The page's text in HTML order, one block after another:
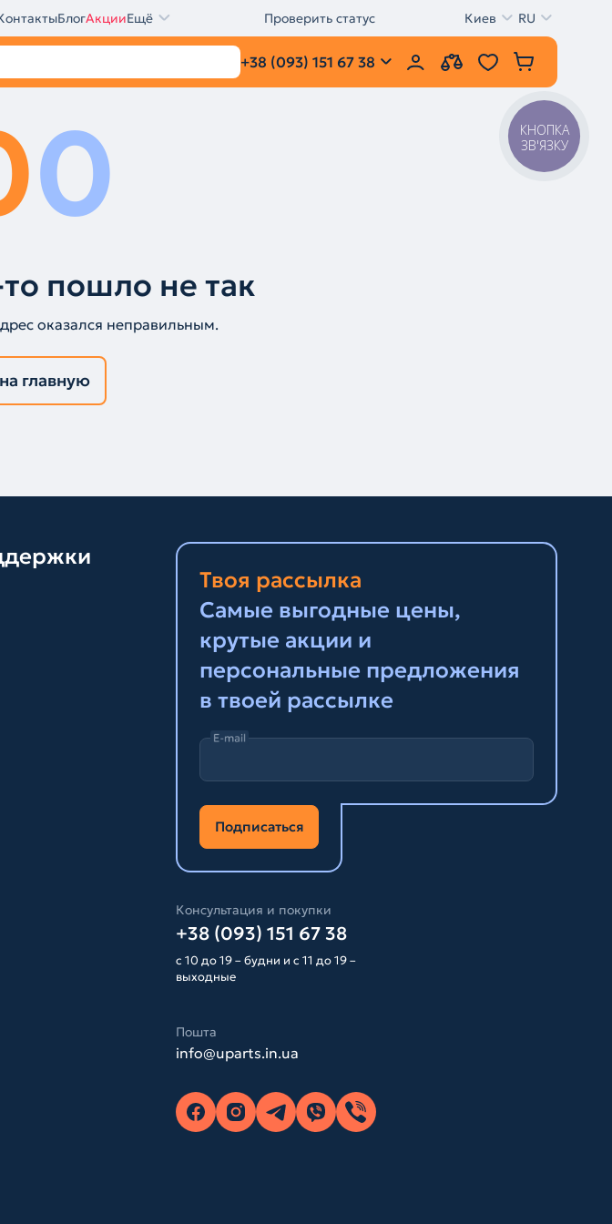
БлогАкцииЕщё Проверить статус Киев RU
+38 (093) 151 67 38
0
пошло не так
оказался неправильным.
главную
Твоя рассылка
Самые выгодные цены,
крутые акции и
персональные предложения
в твоей рассылке
E-mail
Подписаться
Консультация и покупки
+38 (093) 151 67 38
с 10 до 19 – будни и с 11 до 19 –
выходные
Пошта
info@uparts.in.ua
КНОПКА
ЗВ'ЯЗКУ